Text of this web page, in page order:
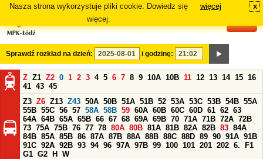
Nasza strona wykorzystuje pliki cookie. Dowiedz się
więcej.
więcej x
Sprawdź rozkład na dzień: i godzinę:
Z Z1 Z2 0 1 2 3 4 5 6 7 8 9 10A 10B 11 12 13 14 15 16
41 43 45
Z3 Z6 Z13 Z43 50A 50B 51A 51B 52 53A 53C 53B 54B 55A
55B 55C 56 57 58A 58B 59 60A 60B 60C 60D 61 62 63
64A 64B 65A 65B 66 67 68 69A 69B 70 71A 71B 72A 72B
73 75A 75B 76 77 78 80A 80B 81A 81B 82A 82B 83 84A
84B 85A 85B 86 87A 87B 88A 88B 88C 88D 89 90 91A 91B
91C 92A 92B 93 94 96 97A 97B 99 100 101 201 202 6.
F1
G1 G2 H
W